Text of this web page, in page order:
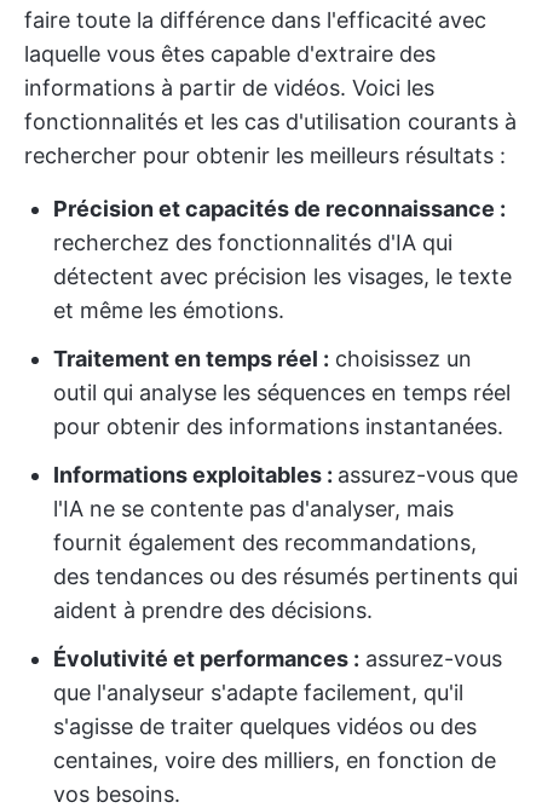
faire toute la différence dans l'efficacité avec
laquelle vous êtes capable d'extraire des
informations à partir de vidéos. Voici les
fonctionnalités et les cas d'utilisation courants à
rechercher pour obtenir les meilleurs résultats :
Précision et capacités de reconnaissance :
recherchez des fonctionnalités d'IA qui
détectent avec précision les visages, le texte
et même les émotions.
Traitement en temps réel : choisissez un
outil qui analyse les séquences en temps réel
pour obtenir des informations instantanées.
Informations exploitables : assurez-vous que
l'IA ne se contente pas d'analyser, mais
fournit également des recommandations,
des tendances ou des résumés pertinents qui
aident à prendre des décisions.
Évolutivité et performances : assurez-vous
que l'analyseur s'adapte facilement, qu'il
s'agisse de traiter quelques vidéos ou des
centaines, voire des milliers, en fonction de
vos besoins.